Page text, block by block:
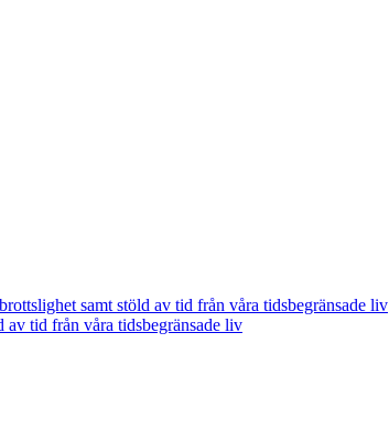
samt stöld av tid från våra tidsbegränsade liv
tid från våra tidsbegränsade liv